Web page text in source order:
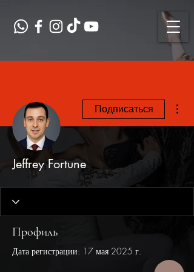
Подписаться
Jeffrey Fortune
Профиль
Дата регистрации: 17 мая 2025 г.